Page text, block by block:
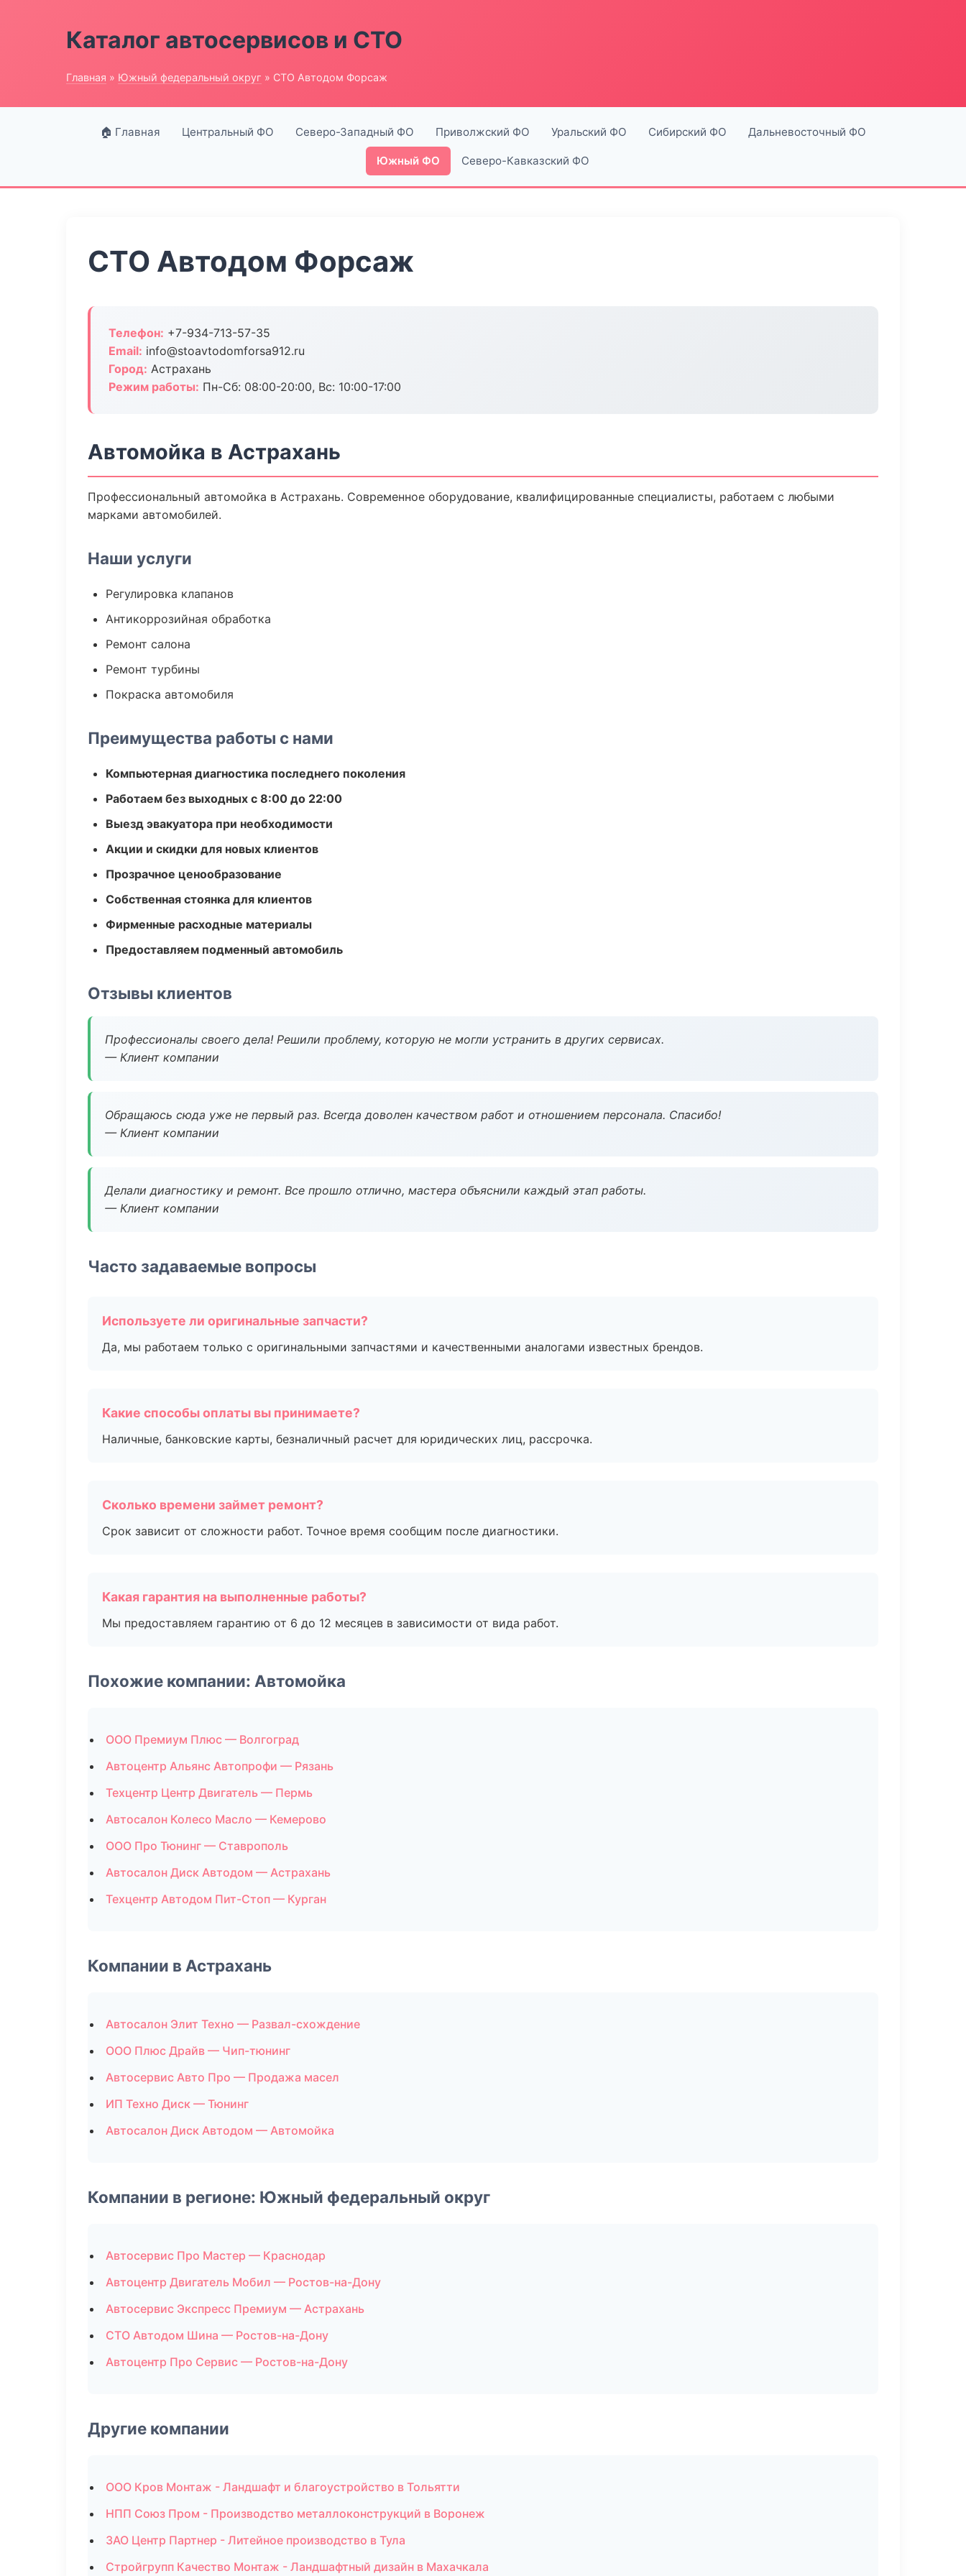
Каталог автосервисов и СТО
Главная » Южный федеральный округ » СТО Автодом Форсаж
🏠 Главная Центральный ФО Северо-Западный ФО Приволжский ФО Уральский ФО Сибирский ФО Дальневосточный ФО
Южный ФО Северо-Кавказский ФО
СТО Автодом Форсаж
Телефон: +7-934-713-57-35
Email: info@stoavtodomforsa912.ru
Город: Астрахань
Режим работы: Пн-Сб: 08:00-20:00, Вс: 10:00-17:00
Автомойка в Астрахань
Профессиональный автомойка в Астрахань. Современное оборудование, квалифицированные специалисты, работаем с любыми
марками автомобилей.
Наши услуги
Регулировка клапанов
Антикоррозийная обработка
Ремонт салона
Ремонт турбины
Покраска автомобиля
Преимущества работы с нами
Компьютерная диагностика последнего поколения
Работаем без выходных с 8:00 до 22:00
Выезд эвакуатора при необходимости
Акции и скидки для новых клиентов
Прозрачное ценообразование
Собственная стоянка для клиентов
Фирменные расходные материалы
Предоставляем подменный автомобиль
Отзывы клиентов
Профессионалы своего дела! Решили проблему, которую не могли устранить в других сервисах.
— Клиент компании
Обращаюсь сюда уже не первый раз. Всегда доволен качеством работ и отношением персонала. Спасибо!
— Клиент компании
Делали диагностику и ремонт. Все прошло отлично, мастера объяснили каждый этап работы.
— Клиент компании
Часто задаваемые вопросы
Используете ли оригинальные запчасти?
Да, мы работаем только с оригинальными запчастями и качественными аналогами известных брендов.
Какие способы оплаты вы принимаете?
Наличные, банковские карты, безналичный расчет для юридических лиц, рассрочка.
Сколько времени займет ремонт?
Срок зависит от сложности работ. Точное время сообщим после диагностики.
Какая гарантия на выполненные работы?
Мы предоставляем гарантию от 6 до 12 месяцев в зависимости от вида работ.
Похожие компании: Автомойка
ООО Премиум Плюс — Волгоград
Автоцентр Альянс Автопрофи — Рязань
Техцентр Центр Двигатель — Пермь
Автосалон Колесо Масло — Кемерово
ООО Про Тюнинг — Ставрополь
Автосалон Диск Автодом — Астрахань
Техцентр Автодом Пит-Стоп — Курган
Компании в Астрахань
Автосалон Элит Техно — Развал-схождение
ООО Плюс Драйв — Чип-тюнинг
Автосервис Авто Про — Продажа масел
ИП Техно Диск — Тюнинг
Автосалон Диск Автодом — Автомойка
Компании в регионе: Южный федеральный округ
Автосервис Про Мастер — Краснодар
Автоцентр Двигатель Мобил — Ростов-на-Дону
Автосервис Экспресс Премиум — Астрахань
СТО Автодом Шина — Ростов-на-Дону
Автоцентр Про Сервис — Ростов-на-Дону
Другие компании
ООО Кров Монтаж - Ландшафт и благоустройство в Тольятти
НПП Союз Пром - Производство металлоконструкций в Воронеж
ЗАО Центр Партнер - Литейное производство в Тула
Стройгрупп Качество Монтаж - Ландшафтный дизайн в Махачкала